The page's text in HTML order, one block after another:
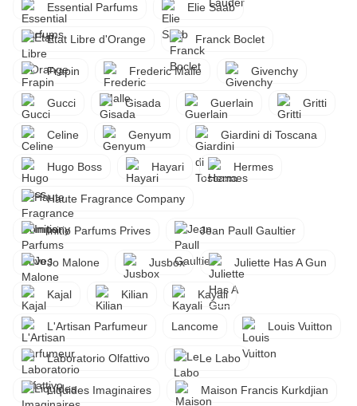
Essential Parfums Elie Saab
Etat Libre d'Orange Franck Boclet
Frapin Frederic Malle Givenchy
Gucci Gisada Guerlain Gritti
Celine Genyum Giardini di Toscana
Hugo Boss Hayari Hermes
Haute Fragrance Company
Initio Parfums Prives Jean Paull Gaultier
Jo Malone Jusbox Juliette Has A Gun
Kajal Kilian Kayali
L'Artisan Parfumeur Lancome Louis Vuitton
Laboratorio Olfattivo Le Labo
Liquides Imaginaires Maison Francis Kurkdjian